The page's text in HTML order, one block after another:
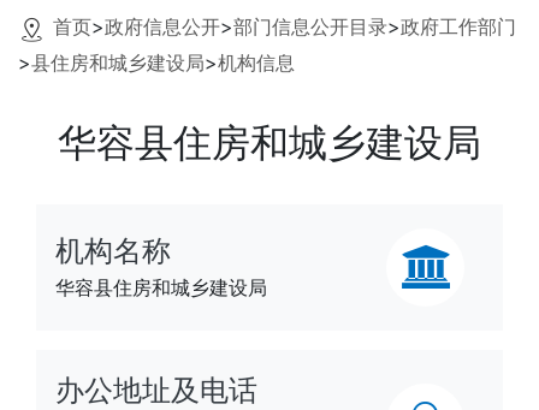
首页>政府信息公开>部门信息公开目录>政府工作部门
>县住房和城乡建设局>机构信息
华容县住房和城乡建设局
机构名称
华容县住房和城乡建设局
办公地址及电话